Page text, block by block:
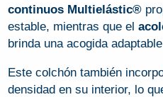
continuos Multielástic®
estable, mientras que el
brinda una acogida
Este colchón también
densidad en su interior, lo